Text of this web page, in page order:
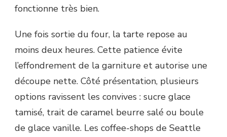
fonctionne très bien.
Une fois sortie du four, la tarte repose au
moins deux heures. Cette patience évite
l’effondrement de la garniture et autorise une
découpe nette. Côté présentation, plusieurs
options ravissent les convives : sucre glace
tamisé, trait de caramel beurre salé ou boule
de glace vanille. Les coffee-shops de Seattle